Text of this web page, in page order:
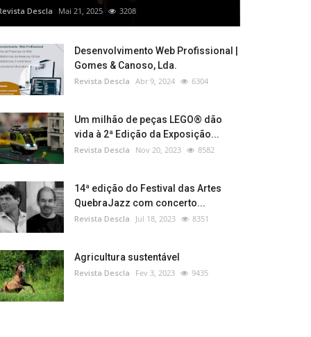
Descla Mai 21, 2025 3208
Desenvolvimento Web Profissional |
Gomes & Canoso, Lda.
Revista Descla Abr 9, 2024 6304
Um milhão de peças LEGO® dão
vida à 2ª Edição da Exposição...
Revista Descla Nov 20, 2023 8582
14ª edição do Festival das Artes
QuebraJazz com concerto...
Revista Descla Jul 18, 2023 8351
Agricultura sustentável
Revista Descla Fev 3, 2023 9435